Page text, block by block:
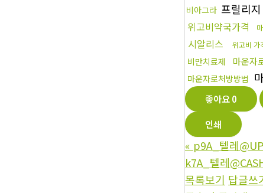
비아그라 프릴리지
위고비약국가격
시알리스 위고비 가
비만치료제 마운자
마운자로처방방법
좋아요0
인쇄
« p9A_텔레
k7A_텔레
목록보기 답글쓰